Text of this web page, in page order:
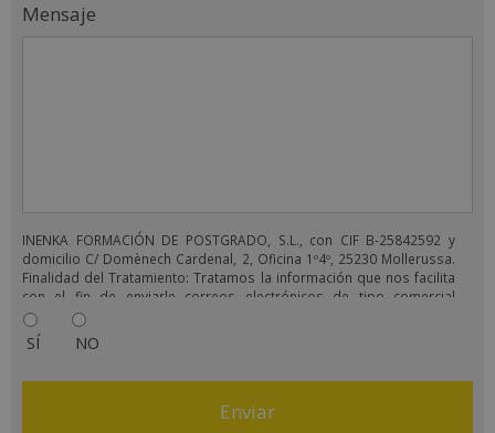
Mensaje
INENKA FORMACIÓN DE POSTGRADO, S.L., con CIF B-25842592 y
domicilio C/ Domènech Cardenal, 2, Oficina 1º4º, 25230 Mollerussa.
Finalidad del Tratamiento: Tratamos la información que nos facilita
con el fin de enviarle correos electrónicos de tipo comercial
relacionado con los productos ofrecidos y otros tipo de productos
que fueran de su interés. Legitimación del tratamiento:
Consentimiento del interesado. Derechos: Puede ejercitar sus
consulte nuestra Política de Privacidad. Desea recibir información
SÍ NO